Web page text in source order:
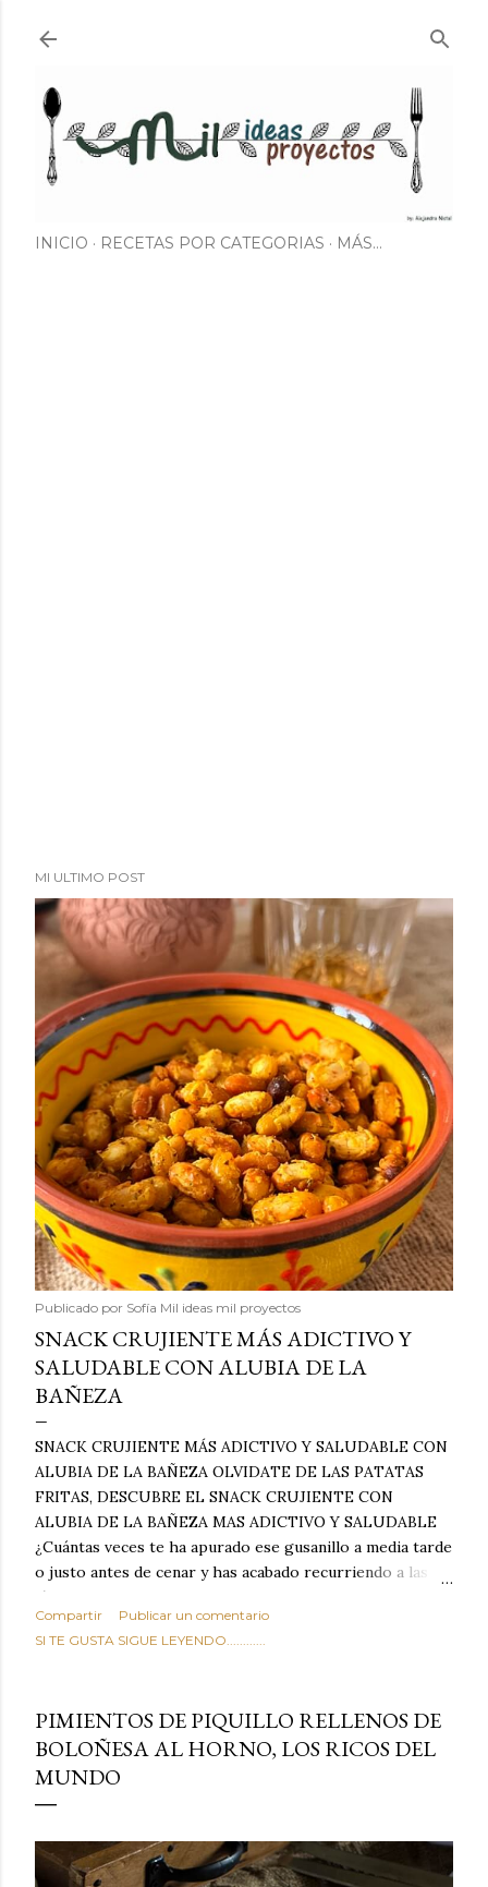
INICIO RECETAS POR CATEGORIAS MÁS…
MI ULTIMO POST
Publicado por Sofía Mil ideas mil proyectos
SNACK CRUJIENTE MÁS ADICTIVO Y
SALUDABLE CON ALUBIA DE LA
BAÑEZA
SNACK CRUJIENTE MÁS ADICTIVO Y SALUDABLE CON
ALUBIA DE LA BAÑEZA OLVIDATE DE LAS PATATAS
FRITAS, DESCUBRE EL SNACK CRUJIENTE CON
ALUBIA DE LA BAÑEZA MAS ADICTIVO Y SALUDABLE
¿Cuántas veces te ha apurado ese gusanillo a media tarde
o justo antes de cenar y has acabado recurriendo a las
típicas patatas de bolsa, frutos secos fritos o snacks
ultraprocesados llenos de grasas saturadas y sodio?
Todos hemos estado ahí. Sin embargo, cuidarse no tiene
satisface. Estas alubias crujientes al horno van a cambiar
por completo tu forma de ver las legumbres. Olvídate de
asociar las alubias únicamente a los guisos tradicionales y
humilde como la alubia de La Bañeza en un snack ligero,
dorado, cargado de proteína y 100% natural. Es el
Compartir
Publicar un comentario
SI TE GUSTA SIGUE LEYENDO............
PIMIENTOS DE PIQUILLO RELLENOS DE
BOLOÑESA AL HORNO, LOS RICOS DEL
MUNDO